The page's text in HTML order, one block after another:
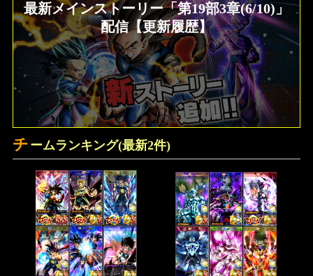
最新メインストーリー「第19部3章(6/10)」
配信【更新履歴】
チ ームランキング(最新2件)